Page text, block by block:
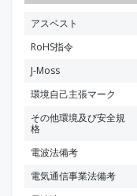
アスベスト
RoHS指令
J-Moss
環境自己主張マーク
その他環境及び安全規
格
電波法備考
電気通信事業法備考